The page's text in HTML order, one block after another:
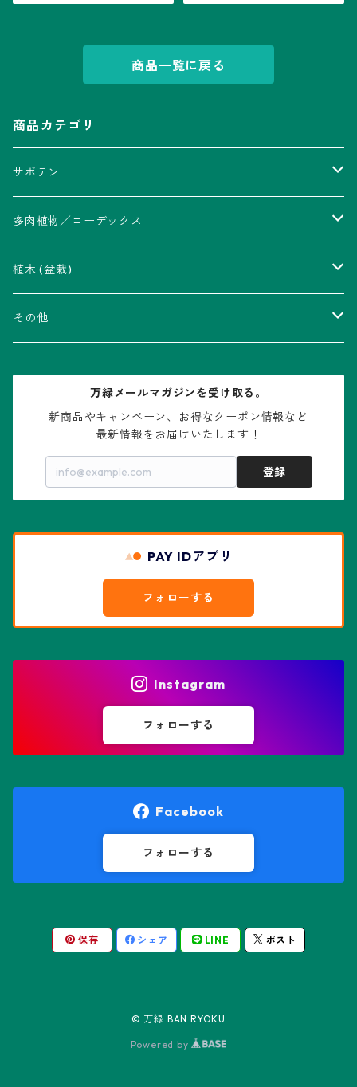
商品一覧に戻る
商品カテゴリ
サボテン
アストロフィツム属
瑠璃兜錦、兜丸錦
V-type兜
リザード・スキン兜
花園兜
アリオカルプス属
ウィギンシア属
エキノケレウス属
エキノプシス属
エリオシケ属
オレオケレウス属
friedrichii LB 2178
キリンドロオプンチア属
多肉植物／コーデックス
アカベ属
アロエ属
コノフィツム属
センナ属
パキポディウム属
フェネストラリア属
プセウドリトス属
ユーフォルビア属
植木 (盆栽)
ムクロジ科：カエデ属
その他
水石・景石
万緑メールマガジンを受け取る。
新商品やキャンペーン、お得なクーポン情報など
最新情報をお届けいたします！
登録
PAY IDアプリ
フォローする
Instagram
フォローする
Facebook
フォローする
保存 シェア LINE ポスト
© 万緑 BAN RYOKU
Powered by